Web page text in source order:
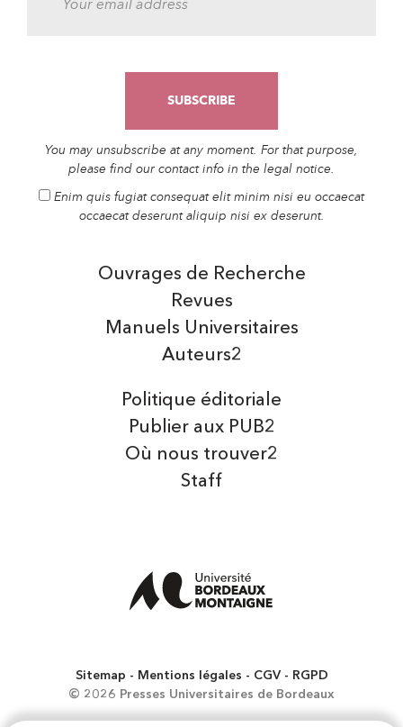
You may unsubscribe at any moment. For that purpose,
please find our contact info in the legal notice.
Enim quis fugiat consequat elit minim nisi eu occaecat
occaecat deserunt aliquip nisi ex deserunt.
Auteurs2
Manuels Universitaires
Ouvrages de Recherche
Revues
Politique éditoriale
Publier aux PUB2
Où nous trouver2
Staff
Sitemap Mentions légales CGV
RGPD
© 2026 Presses Universitaires de Bordeaux